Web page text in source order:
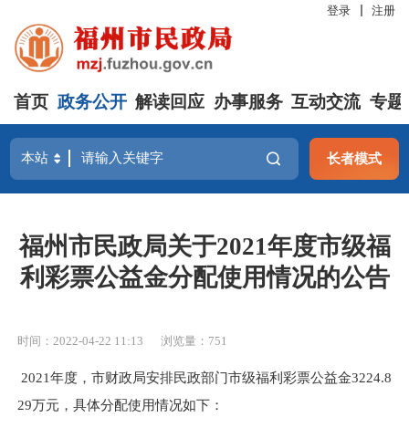
登录 注册
首页 政务公开 解读回应 办事服务 互动交流 专题
长者模式
福州市民政局关于2021年度市级福
利彩票公益金分配使用情况的公告
时间：2022-04-22 11:13 浏览量：751
2021年度， 市财政局安排民政部门市级福利彩票公益金3224.8
29万元，具体分配使用情况如下 ：